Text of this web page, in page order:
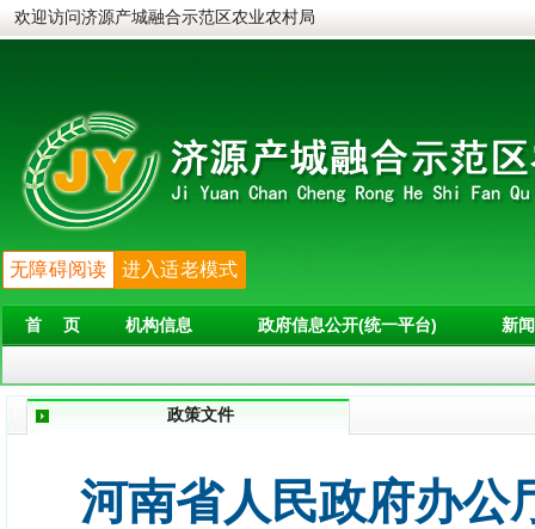
欢迎访问济源产城融合示范区农业农村局
无障碍阅读 进入适老模式
首 页 机构信息 政府信息公开(统一平台) 新
政策文件
河南省人民政府办公